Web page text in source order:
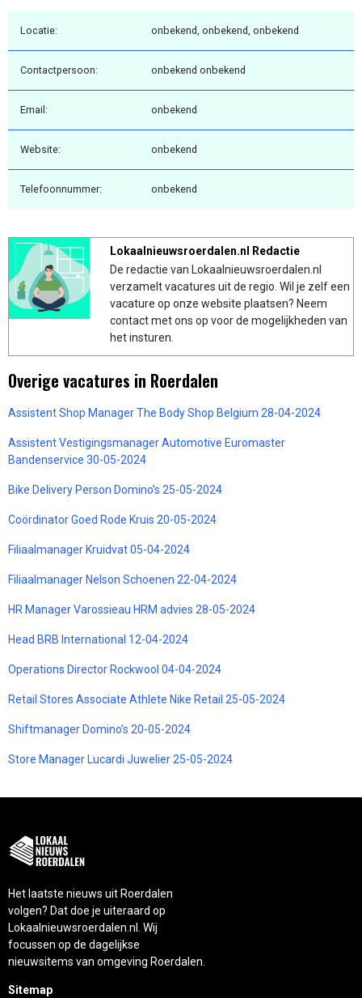
Locatie: onbekend, onbekend, onbekend
Contactpersoon: onbekend onbekend
Email: onbekend
Website: onbekend
Telefoonnummer: onbekend
Lokaalnieuwsroerdalen.nl Redactie
De redactie van Lokaalnieuwsroerdalen.nl
verzamelt vacatures uit de regio. Wil je zelf een
vacature op onze website plaatsen? Neem
contact met ons op voor de mogelijkheden van
het insturen.
Overige vacatures in Roerdalen
Assistent Shop Manager The Body Shop Belgium 28-04-2024
Assistent Vestigingsmanager Automotive Euromaster
Bandenservice 30-05-2024
Bike Delivery Person Domino’s 25-05-2024
Coördinator Goed Rode Kruis 20-05-2024
Filiaalmanager Kruidvat 05-04-2024
Filiaalmanager Nelson Schoenen 22-04-2024
HR Manager Varossieau HRM advies 28-05-2024
Head BRB International 12-04-2024
Operations Director Rockwool 04-04-2024
Retail Stores Associate Athlete Nike Retail 25-05-2024
Shiftmanager Domino’s 20-05-2024
Store Manager Lucardi Juwelier 25-05-2024
Het laatste nieuws uit Roerdalen
volgen? Dat doe je uiteraard op
Lokaalnieuwsroerdalen.nl. Wij
focussen op de dagelijkse
nieuwsitems van omgeving Roerdalen.
Sitemap